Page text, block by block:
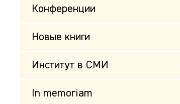
Конференции
Новые книги
Институт в СМИ
In memoriam